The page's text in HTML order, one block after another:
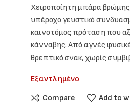
Χειροποίητη μπάρα
υπέροχο γευστικό
καινοτόμος πρόταση που
κάνναβης. Από αγνές
θρεπτικό σνακ, χωρίς
Εξαντλημένο
Compare
Add to